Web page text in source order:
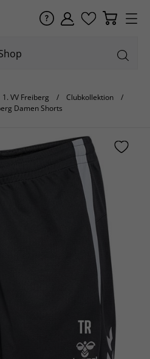
1. VV Freiberg
Clubkollektion
Damen Shorts